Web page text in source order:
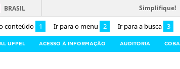
conteúdo 1 Ir para o menu 2 Ir para a busca 3
BRASIL Simplifique!
UFPEL ACESSO À INFORMAÇÃO AUDITORIA